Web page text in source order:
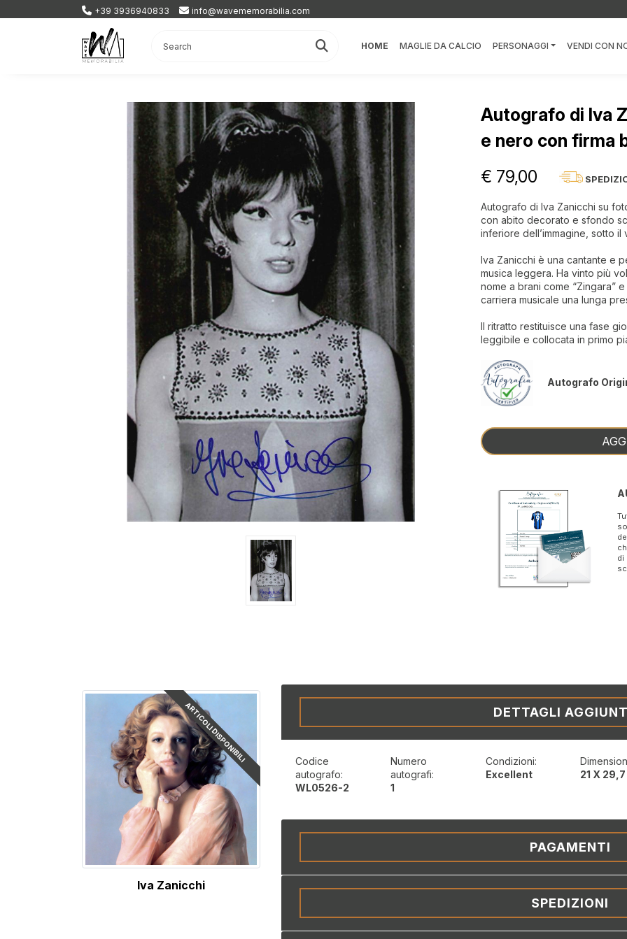
+39 3936940833 info@wavememorabilia.com
HOME MAGLIE DA CALCIO PERSONAGGI VENDI CON
Autografo di Iva
e nero con firma
€ 79,00
Autografo di Iva Zanicchi su
con abito decorato e sfondo
inferiore dell’immagine, sotto il
Iva Zanicchi è una cantante e
musica leggera. Ha vinto più
nome a brani come “Zingara”
carriera musicale una lunga
Il ritratto restituisce una fase
leggibile e collocata in primo
Autografo
di
ARTICOLI DISPONIBILI
Iva Zanicchi
DETTAGLI
Codice
autografo:
WL0526-2
Numero
autografi:
1
Condizioni:
Excellent
21 X 29,7
PAGAMENTI
SPEDIZIONI